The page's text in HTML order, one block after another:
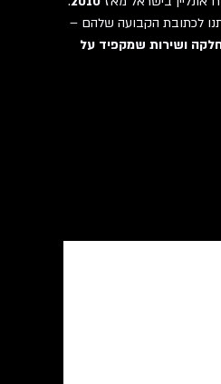
לכתובת הקבועה שלהם –
ושירות שמקפיד על